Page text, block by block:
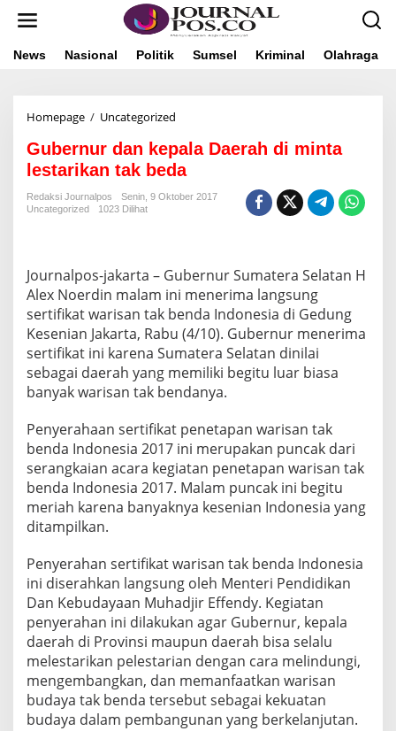
News Nasional Politik Sumsel Kriminal Olahraga
Homepage / Uncategorized
b
e
r
n
n
k
e
p
a
l
a
D
r
a
h
d
m
t
a
l
e
s
t
a
k
a
Gubernur dan kepala Daerah di minta
lestarikan tak beda
Redaksi Journalpos
Senin, 9 Oktober 2017
Uncategorized
1023 Dilihat
Journalpos-jakarta – Gubernur Sumatera Selatan H
Alex Noerdin malam ini menerima langsung
sertifikat warisan tak benda Indonesia di Gedung
Kesenian Jakarta, Rabu (4/10). Gubernur menerima
sertifikat ini karena Sumatera Selatan dinilai
sebagai daerah yang memiliki begitu luar biasa
banyak warisan tak bendanya.
Penyerahaan sertifikat penetapan warisan tak
benda Indonesia 2017 ini merupakan puncak dari
serangkaian acara kegiatan penetapan warisan tak
benda Indonesia 2017. Malam puncak ini begitu
meriah karena banyaknya kesenian Indonesia yang
ditampilkan.
Penyerahan sertifikat warisan tak benda Indonesia
ini diserahkan langsung oleh Menteri Pendidikan
Dan Kebudayaan Muhadjir Effendy. Kegiatan
penyerahan ini dilakukan agar Gubernur, kepala
daerah di Provinsi maupun daerah bisa selalu
melestarikan pelestarian dengan cara melindungi,
mengembangkan, dan memanfaatkan warisan
budaya tak benda tersebut sebagai kekuatan
budaya dalam pembangunan yang berkelanjutan.